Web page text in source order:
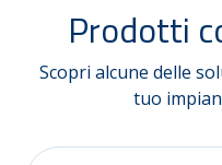
Prodotti
Scopri alcune delle
tuo